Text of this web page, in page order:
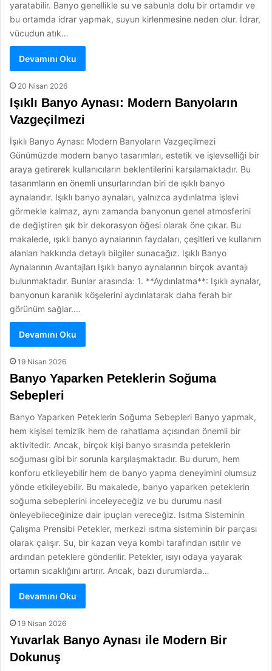
yaratabilir. Banyo genellikle su ve sabunla dolu bir ortamdır ve
bu ortamda idrar yapmak, suyun kirlenmesine neden olur. İdrar,
vücudun atık…
Devamını Oku
20 Nisan 2026
Işıklı Banyo Aynası: Modern Banyoların
Vazgeçilmezi
İşıklı Banyo Aynası: Modern Banyoların Vazgeçilmezi
Günümüzde modern banyo tasarımları, estetik ve işlevselliği bir
araya getirerek kullanıcıların beklentilerini karşılamaktadır. Bu
tasarımların en önemli unsurlarından biri de ışıklı banyo
aynalarıdır. Işıklı banyo aynaları, yalnızca aydınlatma işlevi
görmekle kalmaz, aynı zamanda banyonun genel atmosferini
de değiştiren şık bir dekorasyon öğesi olarak öne çıkar. Bu
makalede, ışıklı banyo aynalarının faydaları, çeşitleri ve kullanım
alanları hakkında detaylı bilgiler sunacağız. Işıklı Banyo
Aynalarının Avantajları Işıklı banyo aynalarının birçok avantajı
bulunmaktadır. Bunlar arasında: 1. **Aydınlatma**: Işıklı aynalar,
banyonun karanlık köşelerini aydınlatarak daha ferah bir
görünüm sağlar.…
Devamını Oku
19 Nisan 2026
Banyo Yaparken Peteklerin Soğuma
Sebepleri
Banyo Yaparken Peteklerin Soğuma Sebepleri Banyo yapmak,
hem kişisel temizlik hem de rahatlama açısından önemli bir
aktivitedir. Ancak, birçok kişi banyo sırasında peteklerin
soğuması gibi bir sorunla karşılaşmaktadır. Bu durum, hem
konforu etkileyebilir hem de banyo yapma deneyimini olumsuz
yönde etkileyebilir. Bu makalede, banyo yaparken peteklerin
soğuma sebeplerini inceleyeceğiz ve bu durumu nasıl
önleyebileceğinize dair ipuçları vereceğiz. Isıtma Sisteminin
Çalışma Prensibi Petekler, merkezi ısıtma sisteminin bir parçası
olarak çalışır. Su, bir kazan veya kombi tarafından ısıtılır ve
ardından peteklere gönderilir. Petekler, ısıyı odaya yayarak
ortamın sıcaklığını artırır. Ancak, bazı durumlarda…
Devamını Oku
19 Nisan 2026
Yuvarlak Banyo Aynası ile Modern Bir
Dokunuş